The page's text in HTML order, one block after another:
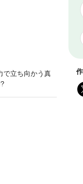
で立ち向かう真